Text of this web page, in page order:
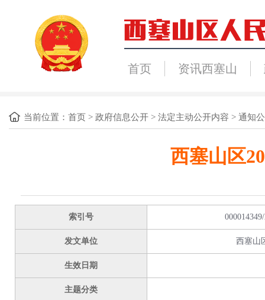
首页 资讯西塞山
当前位置： 首页 > 政府信息公开 > 法定主动公开内容 > 通知
西塞山区
索引号
发文单位 西塞山
生效日期
主题分类